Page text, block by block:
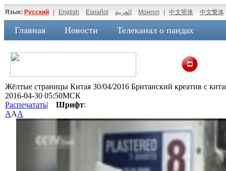
Язык: Русский English Español العربية Монгол 中文简体 中文繁体
Главная Новости Телеканал о пандах
Жёлтые страницы Китая 30/04/2016 Британский креатив с
2016-04-30 05:50МСК
Распечатать| Шрифт:
AAA